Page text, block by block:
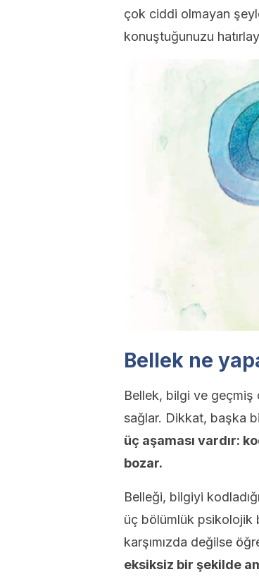
çok ciddi olmayan
konuştuğunuzu
Bellek ne
Bellek, bilgi ve geçmiş
sağlar. Dikkat, başka
üç aşaması vardır:
bozar.
Belleği, bilgiyi
üç bölümlük psikolojik
karşımızda değilse
eksiksiz bir şekilde